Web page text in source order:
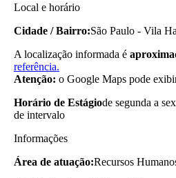
Local e horário
Cidade / Bairro:São Paulo - Vila
A localização informada é
referência.
Atenção: o Google Maps pode
Horário de Estágiode segunda a
de intervalo
Informações
Área de atuação:Recursos